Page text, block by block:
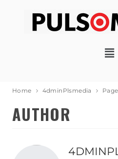
Home 4dminPlsmedia
AUTHOR